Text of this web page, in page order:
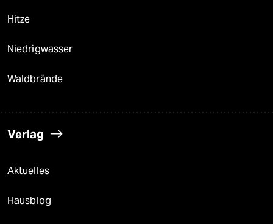
Hitze
Niedrigwasser
Waldbrände
Verlag
Aktuelles
Hausblog